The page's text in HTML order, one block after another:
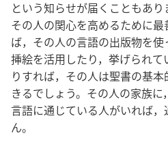
という知らせが届くこともあ
その人の関心を高めるために
ば，その人の言語の出版物を使
挿絵を活用したり，挙げられ
りすれば，その人は聖書の基
きるでしょう。その人の家族に
言語に通じている人がいれば
ん。